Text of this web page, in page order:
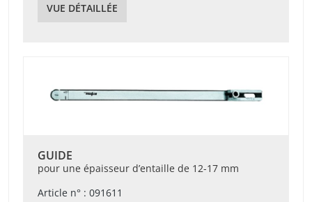
VUE DÉTAILLÉE
GUIDE
pour une épaisseur d’entaille de 12-17 mm
Article n° : 091611